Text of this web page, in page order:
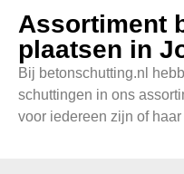
Assortiment
plaatsen in
Bij betonschutting.nl
schuttingen in ons
voor iedereen zijn of